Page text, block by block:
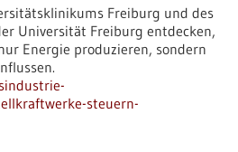
Freiburg und des
Universität Freiburg entdecken,
Energie produzieren, sondern
steuern-